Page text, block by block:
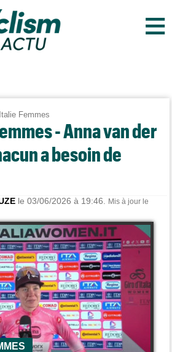
≡
Femmes
- Anna van der
a besoin de
le 03/06/2026 à 19:46.
Mis à jour le